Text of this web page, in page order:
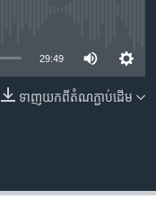
29:49
ទាញ​យក​ពី​តំណភ្ជាប់​ដើម